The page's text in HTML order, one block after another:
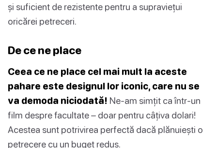
și suficient de rezistente pentru a supraviețui
oricărei petreceri.
De ce ne place
Ceea ce ne place cel mai mult la aceste
pahare este designul lor iconic, care nu se
va demoda niciodată! Ne-am simțit ca într-un
film despre facultate – doar pentru câțiva dolari!
Acestea sunt potrivirea perfectă dacă plănuiești o
petrecere cu un buget redus.